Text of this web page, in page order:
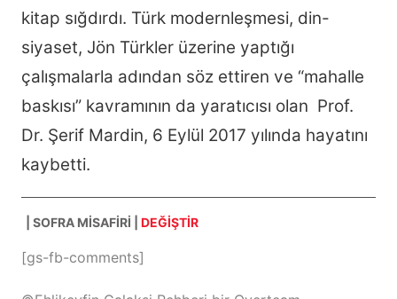
kitap sığdırdı. Türk modernleşmesi, din-
siyaset, Jön Türkler üzerine yaptığı
çalışmalarla adından söz ettiren ve “mahalle
baskısı” kavramının da yaratıcısı olan Prof.
Dr. Şerif Mardin, 6 Eylül 2017 yılında hayatını
kaybetti.
| SOFRA MISAFIRI | DEĞİŞTİR
[gs-fb-comments]